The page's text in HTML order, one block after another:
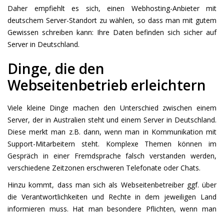
Daher empfiehlt es sich, einen Webhosting-Anbieter mit
deutschem Server-Standort zu wählen, so dass man mit gutem
Gewissen schreiben kann: Ihre Daten befinden sich sicher auf
Server in Deutschland.
Dinge, die den
Webseitenbetrieb erleichtern
Viele kleine Dinge machen den Unterschied zwischen einem
Server, der in Australien steht und einem Server in Deutschland.
Diese merkt man z.B. dann, wenn man in Kommunikation mit
Support-Mitarbeitern steht. Komplexe Themen können im
Gespräch in einer Fremdsprache falsch verstanden werden,
verschiedene Zeitzonen erschweren Telefonate oder Chats.
Hinzu kommt, dass man sich als Webseitenbetreiber ggf. über
die Verantwortlichkeiten und Rechte in dem jeweiligen Land
informieren muss. Hat man besondere Pflichten, wenn man